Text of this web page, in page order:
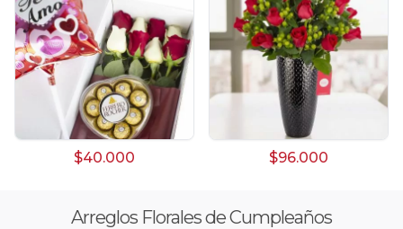
$40.000 $96.000
Arreglos Florales de Cumpleaños